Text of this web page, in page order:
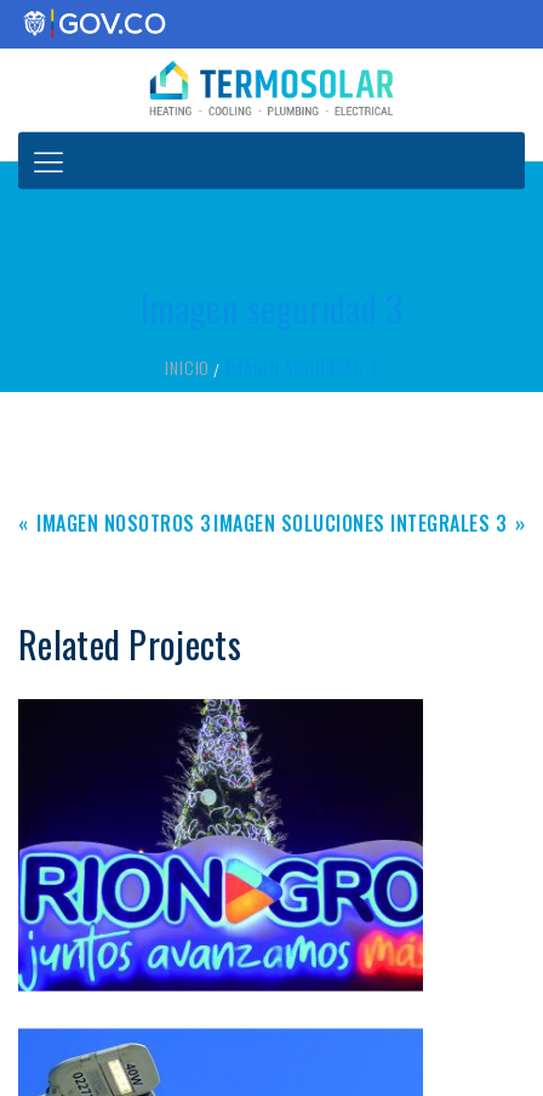
INICIO
IMAGEN NOSOTROS 3IMAGEN SOLUCIONES INTEGRALES 3
Related Projects